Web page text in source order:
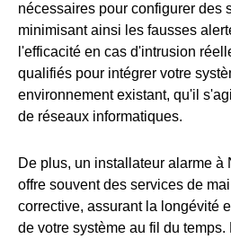
nécessaires pour configurer des
minimisant ainsi les fausses
l'efficacité en cas d'intrusion
qualifiés pour intégrer votre
environnement existant, qu'il
de réseaux informatiques.
De plus, un installateur alarme
offre souvent des services de
corrective, assurant la longévité
de votre système au fil du